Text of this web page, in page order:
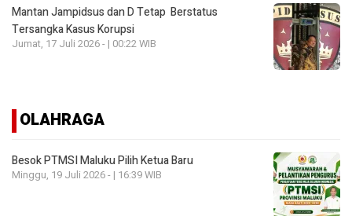
Mantan Jampidsus dan D Tetap Berstatus
Tersangka Kasus Korupsi
Jumat, 17 Juli 2026 - | 00:22 WIB
OLAHRAGA
Besok PTMSI Maluku Pilih Ketua Baru
Minggu, 19 Juli 2026 - | 16:39 WIB